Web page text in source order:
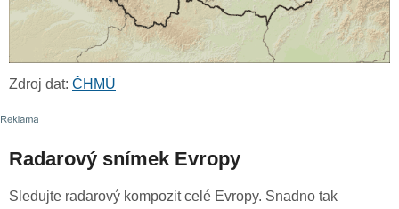
Zdroj dat: ČHMÚ
Radarový snímek Evropy
Sledujte radarový kompozit celé Evropy. Snadno tak